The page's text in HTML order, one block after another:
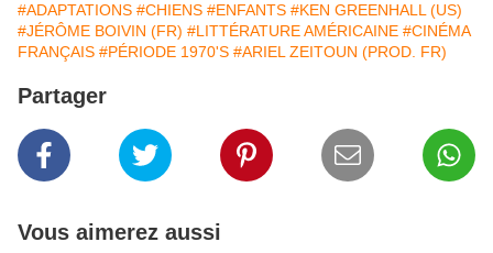
#ADAPTATIONS #CHIENS #ENFANTS #KEN GREENHALL (US)
#JÉRÔME BOIVIN (FR) #LITTÉRATURE AMÉRICAINE #CINÉMA
FRANÇAIS #PÉRIODE 1970'S #ARIEL ZEITOUN (PROD. FR)
Partager
Vous aimerez aussi